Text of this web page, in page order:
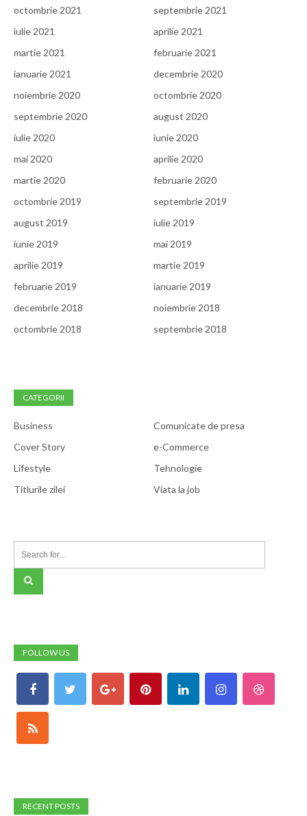
octombrie 2021
septembrie 2021
iulie 2021
aprilie 2021
martie 2021
februarie 2021
ianuarie 2021
decembrie 2020
noiembrie 2020
octombrie 2020
septembrie 2020
august 2020
iulie 2020
iunie 2020
mai 2020
aprilie 2020
martie 2020
februarie 2020
octombrie 2019
septembrie 2019
august 2019
iulie 2019
iunie 2019
mai 2019
aprilie 2019
martie 2019
februarie 2019
ianuarie 2019
decembrie 2018
noiembrie 2018
octombrie 2018
septembrie 2018
CATEGORII
Business
Comunicate de presa
Cover Story
e-Commerce
Lifestyle
Tehnologie
Titlurile zilei
Viata la job
FOLLOW US
RECENT POSTS